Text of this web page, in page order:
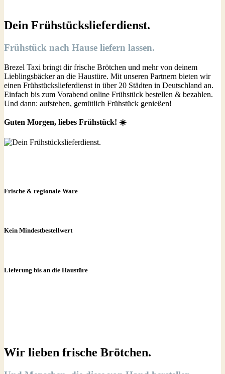
Dein Frühstückslieferdienst.
Frühstück nach Hause liefern lassen.
Brezel Taxi bringt dir frische Brötchen und mehr von deinem
Lieblingsbäcker an die Haustüre. Mit unseren Partnern bieten wir
einen Frühstückslieferdienst in über 20 Städten in Deutschland an.
Einfach bis zum Vorabend online Frühstück bestellen & bezahlen.
Und dann: aufstehen, gemütlich Frühstück genießen!
Guten Morgen, liebes Frühstück! ☀️
Frische & regionale Ware
Kein Mindestbestellwert
Lieferung bis an die Haustüre
Wir lieben frische Brötchen.